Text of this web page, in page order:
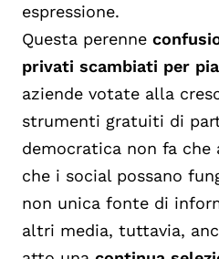
espressione.
Questa perenne
privati scambiati per
aziende votate alla
strumenti gratuiti di
democratica non fa che
che i social possano
non unica fonte di
altri media, tuttavia,